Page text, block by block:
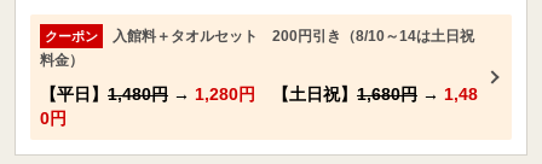
クーポン
入館料＋タオルセット 200円引き（8/10～14は土日祝
料金）
【平日】 1,480円 → 1,280円 【土日祝】 1,680円 → 1,48
0円